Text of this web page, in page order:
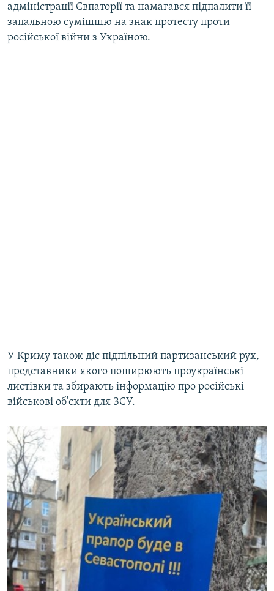
адміністрації Євпаторії та намагався підпалити її
запальною сумішшю на знак протесту проти
російської війни з Україною.
У Криму також діє підпільний партизанський рух,
представники якого поширюють проукраїнські
листівки та збирають інформацію про російські
військові об'єкти для ЗСУ.